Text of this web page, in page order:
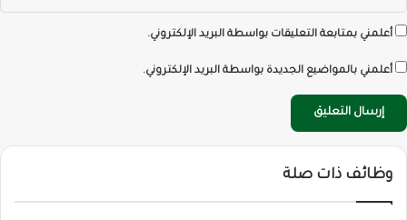
أعلمني بمتابعة التعليقات بواسطة البريد الإلكتروني.
أعلمني بالمواضيع الجديدة بواسطة البريد الإلكتروني.
وظائف ذات صلة